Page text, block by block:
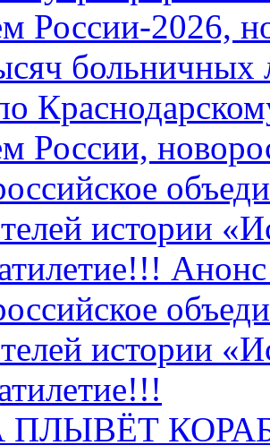
России-2026,
больничных
России,
истории
истории
ПЛЫВЁТ